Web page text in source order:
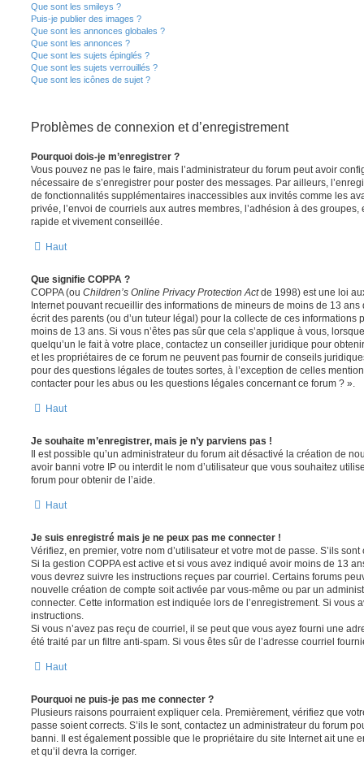
Que sont les smileys ?
Puis-je publier des images ?
Que sont les annonces globales ?
Que sont les annonces ?
Que sont les sujets épinglés ?
Que sont les sujets verrouillés ?
Que sont les icônes de sujet ?
Problèmes de connexion et d’enregistrement
Pourquoi dois-je m’enregistrer ?
Vous pouvez ne pas le faire, mais l’administrateur du forum peut avoir
nécessaire de s’enregistrer pour poster des messages. Par ailleurs,
de fonctionnalités supplémentaires inaccessibles aux invités comme les
privée, l’envoi de courriels aux autres membres, l’adhésion à des groupes,
rapide et vivement conseillée.
Haut
Que signifie COPPA ?
COPPA (ou Children’s Online Privacy Protection Actde 1998) est une loi
Internet pouvant recueillir des informations de mineurs de moins de 13
écrit des parents (ou d’un tuteur légal) pour la collecte de ces informations
moins de 13 ans. Si vous n’êtes pas sûr que cela s’applique à vous,
quelqu’un le fait à votre place, contactez un conseiller juridique pour
et les propriétaires de ce forum ne peuvent pas fournir de conseils
pour des questions légales de toutes sortes, à l’exception de celles
contacter pour les abus ou les questions légales concernant ce forum ? ».
Haut
Je souhaite m’enregistrer, mais je n’y parviens pas !
Il est possible qu’un administrateur du forum ait désactivé la création de
avoir banni votre IP ou interdit le nom d’utilisateur que vous souhaitez
forum pour obtenir de l’aide.
Haut
Je suis enregistré mais je ne peux pas me connecter !
Vérifiez, en premier, votre nom d’utilisateur et votre mot de passe. S’ils
Si la gestion COPPA est active et si vous avez indiqué avoir moins de 13
vous devrez suivre les instructions reçues par courriel. Certains forums
nouvelle création de compte soit activée par vous-même ou par un
connecter. Cette information est indiquée lors de l’enregistrement. Si vous
instructions.
Si vous n’avez pas reçu de courriel, il se peut que vous ayez fourni une
été traité par un filtre anti-spam. Si vous êtes sûr de l’adresse courriel
Haut
Pourquoi ne puis-je pas me connecter ?
Plusieurs raisons pourraient expliquer cela. Premièrement, vérifiez que
passe soient corrects. S’ils le sont, contactez un administrateur du forum
banni. Il est également possible que le propriétaire du site Internet ait une
et qu’il devra la corriger.